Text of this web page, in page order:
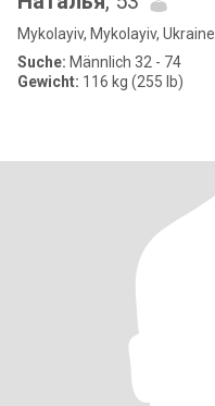
Mykolayiv, Mykolayiv, Ukraine
Suche: Männlich 32 - 74
Gewicht: 116 kg (255 lb)